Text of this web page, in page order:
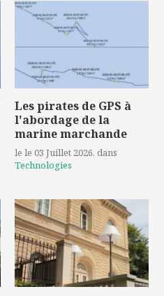
Les pirates de GPS à
l'abordage de la
marine marchande
le le 03 Juillet 2026, dans
Technologies